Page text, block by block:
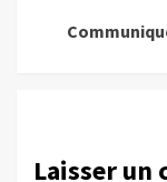
Laisser un